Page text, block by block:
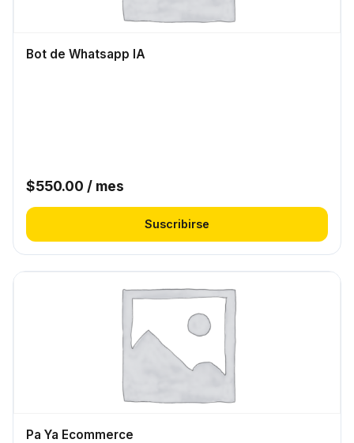
Bot de Whatsapp IA
$550.00 / mes
Suscribirse
Pa Ya Ecommerce